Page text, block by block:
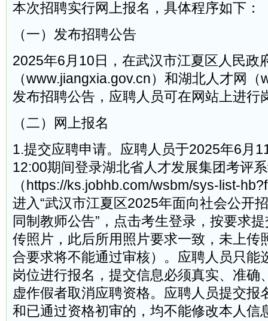
本次招聘实行网上报名，具体程序如下：
（一）发布招聘公告
2025年6月10日，在武汉市江夏区人民政
（www.jiangxia.gov.cn）和湖北人才网
发布招聘公告，应聘人员可在网站上进行
（二）网上报名
1.提交应聘申请。应聘人员于2025年6月
12:00期间登录湖北省人才发展集团考评
（https://ks.jobhb.com/wsbm/sys-list-
进入“武汉市江夏区2025年面向社会公开
同制教师公告”，点击考生登录，按要求
传照片，此后所用照片要求一致，未上传
合要求将不能通过审核）。应聘人员只能
岗位进行报名，提交信息必须真实、准确
虚作假者取消应聘资格。应聘人员提交报
和已通过资格初审的，均不能修改本人信